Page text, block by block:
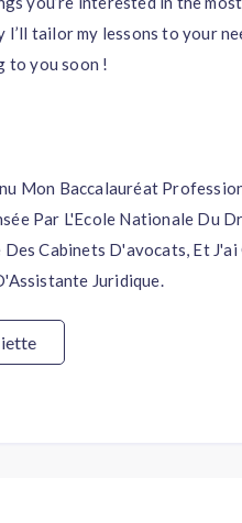
I’ll tailor my lessons to your
to you soon !
Mon Baccalauréat
Par L'Ecole Nationale Du
Des Cabinets D'avocats, Et
Juridique.